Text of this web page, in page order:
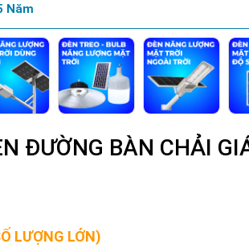
Năm
ĐƯỜNG BÀN CHẢI
LƯỢNG LỚN)